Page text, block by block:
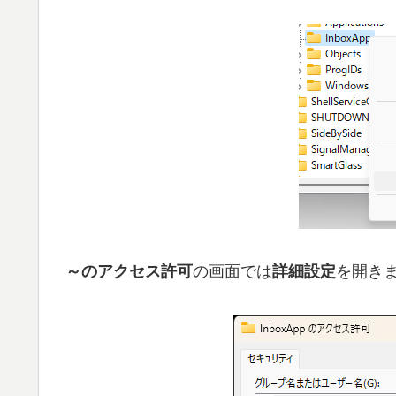
～のアクセス許可の画面では詳細設定を開き